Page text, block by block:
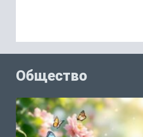
Общество